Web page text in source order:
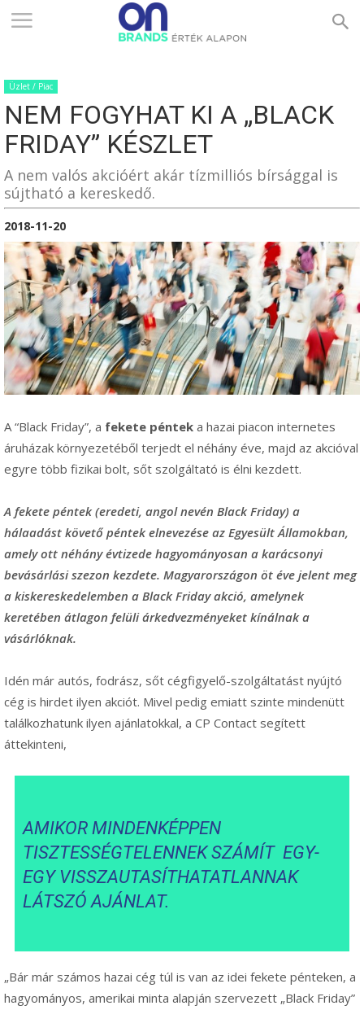
ONBRANDS
–
ALAPON
Üzlet / Piac
NEM FOGYHAT KI A „BLACK
FRIDAY” KÉSZLET
A nem valós akcióért akár tízmilliós bírsággal is
sújtható a kereskedő.
2018-11-20
A “Black Friday”, a fekete péntek a hazai piacon internetes
áruházak környezetéből terjedt el néhány éve, majd az akcióval
egyre több fizikai bolt, sőt szolgáltató is élni kezdett.
A fekete péntek (eredeti, angol nevén Black Friday) a
hálaadást követő péntek elnevezése az Egyesült Államokban,
amely ott néhány évtizede hagyományosan a karácsonyi
bevásárlási szezon kezdete. Magyarországon öt éve jelent meg
a kiskereskedelemben a Black Friday akció, amelynek
keretében átlagon felüli árkedvezményeket kínálnak a
vásárlóknak.
Idén már autós, fodrász, sőt cégfigyelő-szolgáltatást nyújtó
cég is hirdet ilyen akciót. Mivel pedig emiatt szinte mindenütt
találkozhatunk ilyen ajánlatokkal, a CP Contact segített
áttekinteni,
AMIKOR MINDENKÉPPEN
TISZTESSÉGTELENNEK SZÁMÍT EGY-
EGY VISSZAUTASÍTHATATLANNAK
LÁTSZÓ AJÁNLAT.
„Bár már számos hazai cég túl is van az idei fekete pénteken, a
hagyományos, amerikai minta alapján szervezett „Black Friday”